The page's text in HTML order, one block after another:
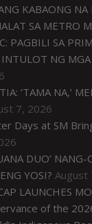
KABAONG
SA METRO
PAGBILI SA
NG
‘TAMA NA,’
7, 2026
Days at SM
DUO’
YOSI? August
LAUNCHES
of the